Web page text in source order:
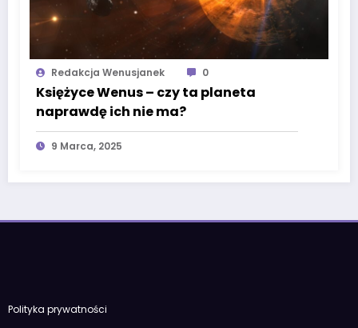
Redakcja Wenusjanek 0
Księżyce Wenus – czy ta planeta
naprawdę ich nie ma?
9 Marca, 2025
Polityka prywatności